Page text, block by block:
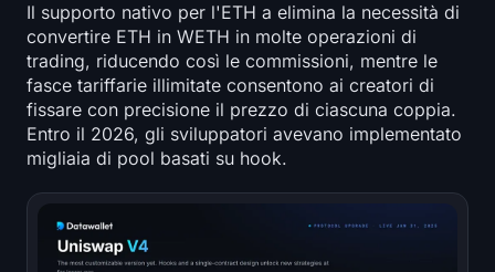
Il supporto nativo per l'ETH a elimina la necessità di
convertire ETH in WETH in molte operazioni di
trading, riducendo così le commissioni, mentre le
fasce tariffarie illimitate consentono ai creatori di
fissare con precisione il prezzo di ciascuna coppia.
Entro il 2026, gli sviluppatori avevano implementato
migliaia di pool basati su hook.